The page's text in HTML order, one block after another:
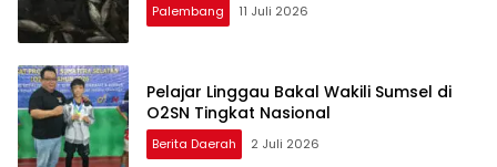
Palembang 11 Juli 2026
Pelajar Linggau Bakal Wakili Sumsel di
O2SN Tingkat Nasional
Berita Daerah 2 Juli 2026